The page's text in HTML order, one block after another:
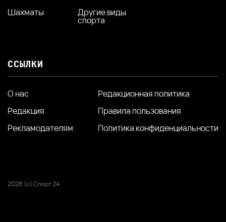
Шахматы
Другие виды
спорта
ССЫЛКИ
О нас
Редакция
Рекламодателям
Редакционная политика
Правила пользования
Политика конфиденциальности
2026 (с) Спорт 24